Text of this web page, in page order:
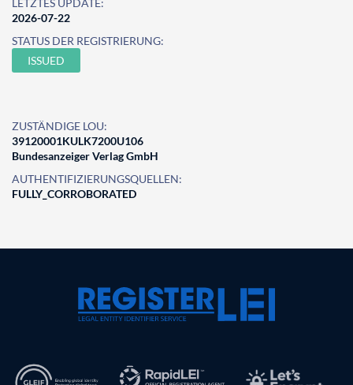
LETZTES UPDATE:
2026-07-22
STATUS DER REGISTRIERUNG:
ISSUED
ZUSTÄNDIGE LOU:
39120001KULK7200U106
Bundesanzeiger Verlag GmbH
AUTHENTIFIZIERUNGSQUELLEN:
FULLY_CORROBORATED